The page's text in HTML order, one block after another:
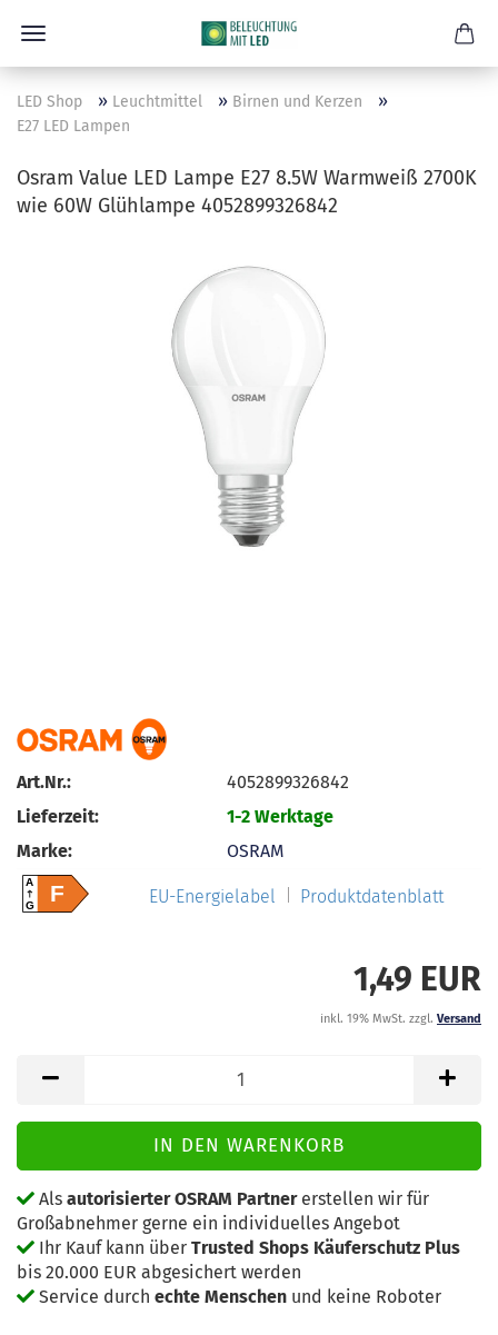
LED Shop » Leuchtmittel » Birnen und Kerzen »
E27 LED Lampen
Osram Value LED Lampe E27 8.5W Warmweiß 2700K
wie 60W Glühlampe 4052899326842
Art.Nr.:
4052899326842
Lieferzeit:
1-2 Werktage
Marke:
OSRAM
A
GF EU-Energielabel Produktdatenblatt
1,49 EUR
inkl. 19% MwSt. zzgl. Versand
Als autorisierter OSRAM Partnererstellen wir für
Großabnehmer gerne ein individuelles Angebot
Ihr Kauf kann über Trusted Shops Käuferschutz Plus
bis 20.000 EUR abgesichert werden
Service durch echte Menschen und keine Roboter